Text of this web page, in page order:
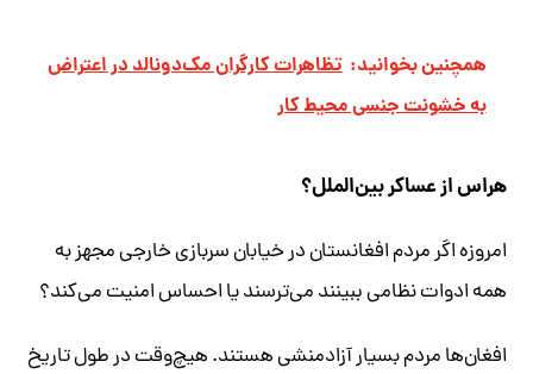
همچنین بخوانید: تظاهرات کارگران مک‌دونالد در اعتراض
به خشونت جنسی محیط کار
هراس از عساکر بین‌الملل؟
امروزه اگر مردم افغانستان در خیابان سربازی خارجی مجهز به
همه ادوات نظامی ببینند می‌ترسند یا احساس امنیت می‌کند؟
افغان‌ها مردم بسیار آزادمنشی هستند. هیچ‌وقت در طول تاریخ